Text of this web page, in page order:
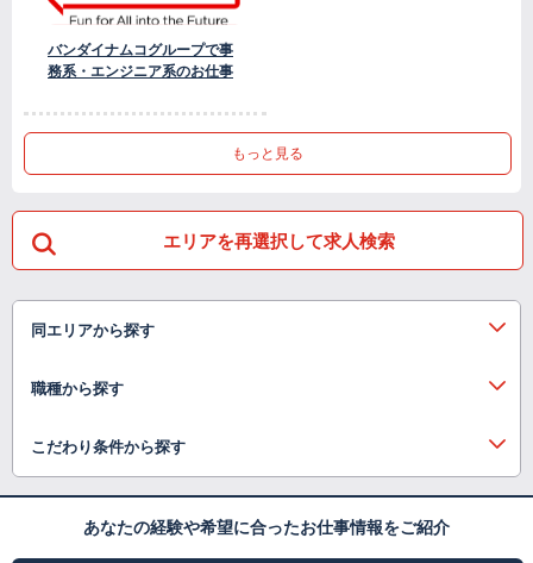
バンダイナムコグループで事
務系・エンジニア系のお仕事
もっと見る
エリアを再選択して求人検索
同エリアから探す
職種から探す
こだわり条件から探す
あなたの経験や希望に合ったお仕事情報をご紹介